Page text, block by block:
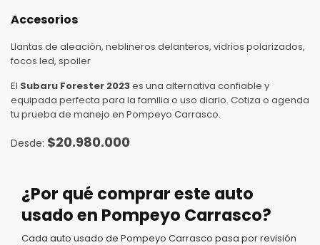
Accesorios
Llantas de aleación, neblineros delanteros, vidrios polarizados,
focos led, spoiler
El Subaru Forester 2023es una alternativa confiable y
equipada perfecta para la familia o uso diario. Cotiza o agenda
tu prueba de manejo en Pompeyo Carrasco.
$20.980.000
¿Por qué comprar este auto
usado en Pompeyo Carrasco?
Cada auto usado de Pompeyo Carrasco pasa por revisión